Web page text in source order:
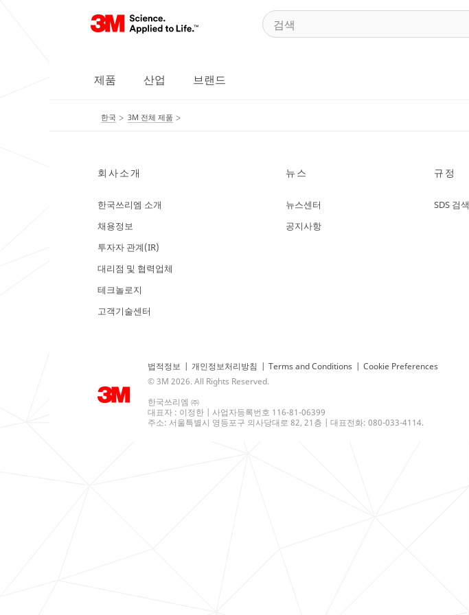
제품 산업 브랜드
한국 3M 전체 제품
회사소개
한국쓰리엠 소개
채용정보
투자자 관계(IR)
대리점 및 협력업체
테크놀로지
고객기술센터
뉴스
뉴스센터
공지사항
규정
SDS 검색
법적정보 | 개인정보처리방침 | Terms and Conditions | Cookie Preferences
© 3M 2026. All Rights Reserved.
한국쓰리엠 ㈜
대표자 : 이정한 | 사업자등록번호 116-81-06399
주소: 서울특별시 영등포구 의사당대로 82, 21층 | 대표전화: 080-033-4114.